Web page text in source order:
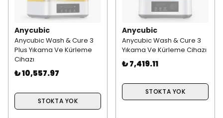
Anycubic
Anycubic Wash & Cure 3
Plus Yıkama Ve Kürleme
Cihazı
₺ 10,557.97
STOKTA YOK
Anycubic
Anycubic Wash & Cure 3
Yıkama Ve Kürleme Cihazı
₺ 7,419.11
STOKTA YOK